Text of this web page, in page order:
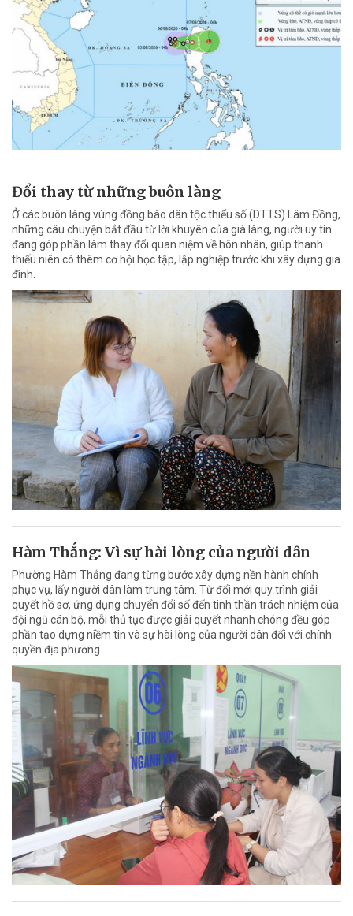
Đổi thay từ những buôn làng
Ở các buôn làng vùng đồng bào dân tộc thiểu số (DTTS) Lâm Đồng,
những câu chuyện bắt đầu từ lời khuyên của già làng, người uy tín…
đang góp phần làm thay đổi quan niệm về hôn nhân, giúp thanh
thiếu niên có thêm cơ hội học tập, lập nghiệp trước khi xây dựng gia
đình.
Hàm Thắng: Vì sự hài lòng của người dân
Phường Hàm Thắng đang từng bước xây dựng nền hành chính
phục vụ, lấy người dân làm trung tâm. Từ đổi mới quy trình giải
quyết hồ sơ, ứng dụng chuyển đổi số đến tinh thần trách nhiệm của
đội ngũ cán bộ, mỗi thủ tục được giải quyết nhanh chóng đều góp
phần tạo dựng niềm tin và sự hài lòng của người dân đối với chính
quyền địa phương.